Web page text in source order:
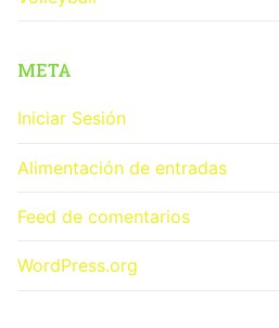
META
Iniciar Sesión
Alimentación de entradas
Feed de comentarios
WordPress.org